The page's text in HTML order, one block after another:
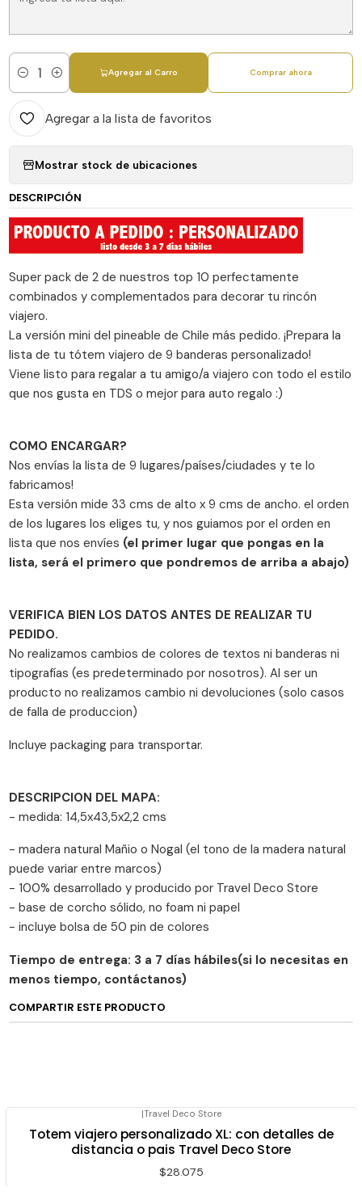
Cantidad
Agregar al Carro Comprar ahora
Agregar a la lista de favoritos
Mostrar stock de ubicaciones
DESCRIPCIÓN
Super pack de 2 de nuestros top 10 perfectamente
combinados y complementados para decorar tu rincón
viajero.
La versión mini del pineable de Chile más pedido. ¡Prepara la
lista de tu tótem viajero de 9 banderas personalizado!
Viene listo para regalar a tu amigo/a viajero con todo el estilo
que nos gusta en TDS o mejor para auto regalo :)
COMO ENCARGAR?
Nos envías la lista de 9 lugares/países/ciudades y te lo
fabricamos!
Esta versión mide 33 cms de alto x 9 cms de ancho. el orden
de los lugares los eliges tu, y nos guiamos por el orden en
lista que nos envíes (el primer lugar que pongas en la
lista, será el primero que pondremos de arriba a abajo)
VERIFICA BIEN LOS DATOS ANTES DE REALIZAR TU
PEDIDO.
No realizamos cambios de colores de textos ni banderas ni
tipografías (es predeterminado por nosotros). Al ser un
producto no realizamos cambio ni devoluciones (solo casos
de falla de produccion)
Incluye packaging para transportar.
DESCRIPCION DEL MAPA:
- medida: 14,5x43,5x2,2 cms
- madera natural Mañio o Nogal (el tono de la madera natural
puede variar entre marcos)
- 100% desarrollado y producido por Travel Deco Store
- base de corcho sólido, no foam ni papel
- incluye bolsa de 50 pin de colores
Tiempo de entrega: 3 a 7 días hábiles(si lo necesitas en
menos tiempo, contáctanos)
COMPARTIR ESTE PRODUCTO
|Travel Deco Store
Totem viajero personalizado XL: con detalles de
distancia o pais Travel Deco Store
$28.075